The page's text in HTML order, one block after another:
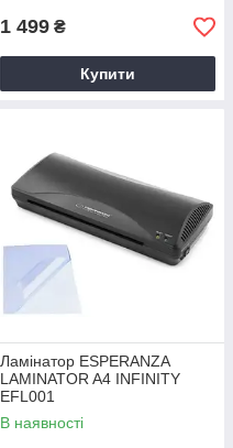
1 499 ₴
Купити
Ламінатор ESPERANZA
LAMINATOR A4 INFINITY
EFL001
В наявності